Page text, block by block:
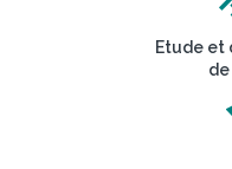
Etude et